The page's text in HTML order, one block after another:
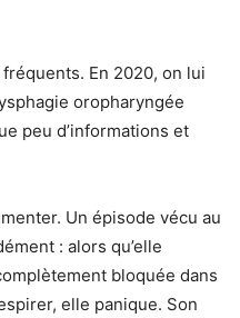
En 2020, on lui
oropharyngée
peu d’informations et
Un épisode vécu au
: alors qu’elle
bloquée dans
elle panique. Son